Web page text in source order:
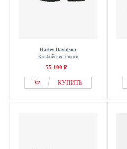
Harley Davidson
Ковбойские сапоги
55 100 ₽
КУПИТЬ